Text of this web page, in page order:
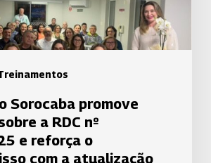
Sorocaba promove
a RDC nº
e reforça o
com a atualização